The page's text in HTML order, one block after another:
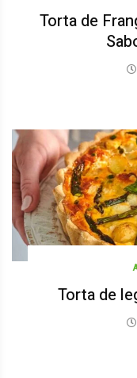
Torta de
Torta de